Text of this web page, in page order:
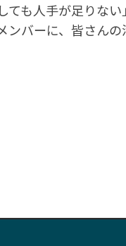
ても人手が足りな
バーに、皆さん